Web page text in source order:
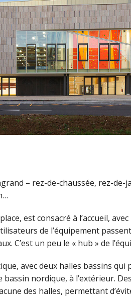
– rez-de-chaussée, rez-
est consacré à l’accueil,
de l’équipement
C’est un peu le « hub » de
avec deux halles bassins qui
nordique, à l’extérieur.
des halles, permettant